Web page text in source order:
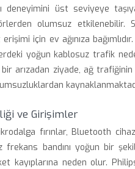
deneyimini üst seviyeye
olumsuz
için ev ağınıza
yoğun kablosuz trafik
bir arızadan ziyade, ağ
ve Girişimler
fırınlar, Bluetooth
frekans bandını yoğun bir
kayıplarına neden olur.